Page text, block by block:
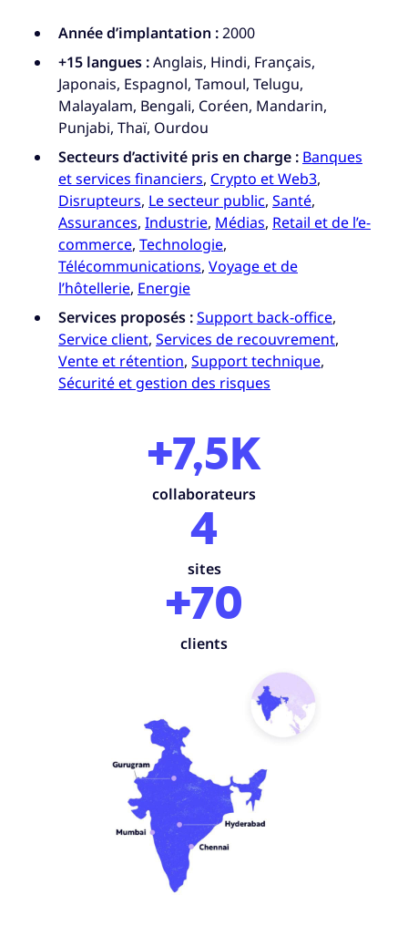
Année d’implantation :2000
+15 langues :Anglais, Hindi, Français,
Japonais, Espagnol, Tamoul, Telugu,
Malayalam, Bengali, Coréen, Mandarin,
Punjabi, Thaï, Ourdou
Secteurs d’activité pris en charge : Banques
et services financiers, Crypto et Web3,
Disrupteurs, Le secteur public, Santé,
Assurances, Industrie, Médias, Retail et de l’e-
commerce, Technologie,
Télécommunications, Voyage et de
l’hôtellerie, Energie
Services proposés :Support back-office,
Service client, Services de recouvrement,
Vente et rétention, Support technique,
Sécurité et gestion des risques
+7,5K
collaborateurs
4
sites
+70
clients